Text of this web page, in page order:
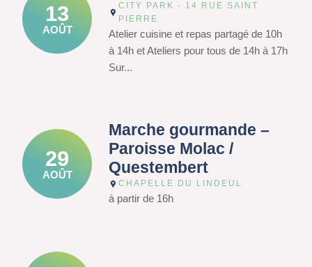
13
AOÛT
CITY PARK - 14 RUE SAINT
PIERRE
Atelier cuisine et repas partagé de 10h
à 14h et Ateliers pour tous de 14h à 17h
Sur...
29
AOÛT
Marche gourmande –
Paroisse Molac /
Questembert
CHAPELLE DU LINDEUL
à partir de 16h